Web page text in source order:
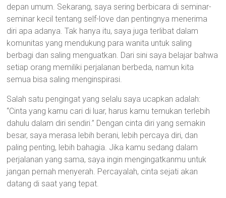
depan umum. Sekarang, saya sering berbicara di seminar-
seminar kecil tentang self-love dan pentingnya menerima
diri apa adanya. Tak hanya itu, saya juga terlibat dalam
komunitas yang mendukung para wanita untuk saling
berbagi dan saling menguatkan. Dari sini saya belajar bahwa
setiap orang memiliki perjalanan berbeda, namun kita
semua bisa saling menginspirasi.
Salah satu pengingat yang selalu saya ucapkan adalah:
“Cinta yang kamu cari di luar, harus kamu temukan terlebih
dahulu dalam diri sendiri.” Dengan cinta diri yang semakin
besar, saya merasa lebih berani, lebih percaya diri, dan
paling penting, lebih bahagia. Jika kamu sedang dalam
perjalanan yang sama, saya ingin mengingatkanmu untuk
jangan pernah menyerah. Percayalah, cinta sejati akan
datang di saat yang tepat.